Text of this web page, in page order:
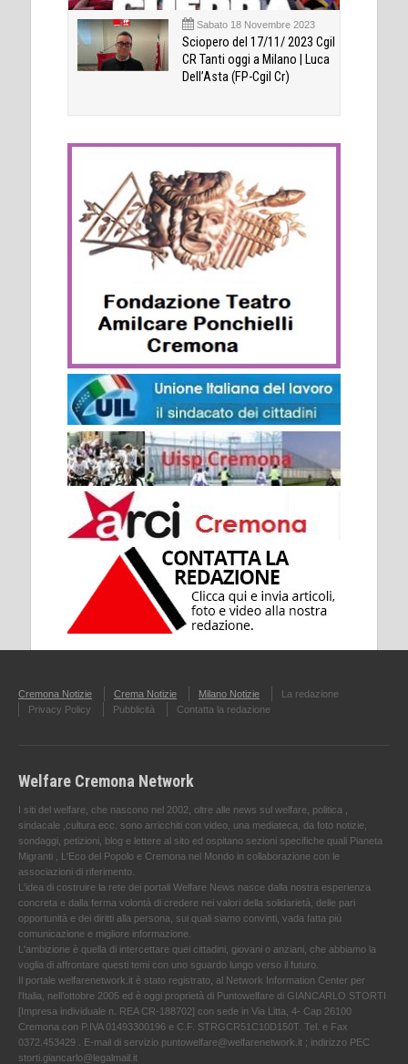
Sabato 18 Novembre 2023
Sciopero del 17/11/ 2023 Cgil
CR Tanti oggi a Milano | Luca
Dell’Asta (FP-Cgil Cr)
Cremona Notizie Crema Notizie Milano Notizie
La redazione
Privacy Policy
Pubblicità Contatta la redazione
Welfare Cremona Network
I siti del welfare, che nascono nel 2002, oltre alle news sul welfare, politica ,
sindacale ,cultura ecc. sono arricchiti con video, una mediateca, da foto notizie,
sondaggi, petizioni, blog e lettere al sito ed ospitano sezioni specifiche quali Pianeta
Migranti , L'Eco del Popolo e Cremona nel Mondo in collaborazione con le
associazioni di riferimento.
L'idea di costruire la rete dei portali Welfare News nasce dalla nostra esperienza
concreta e dalla ferma volontà di credere nei valori della solidarietà, delle pari
opportunità e dei diritti alla persona, sui quali siamo convinti, vada fatta più
comunicazione e migliore informazione.
L'ambizione è quella di intercettare quei cittadini, giovani o anziani, che abbiamo la
voglia di affrontare questi temi con uno sguardo lungo verso il futuro.
Il portale welfarenetwork.it è stato registrato, al Network Information Center per
l'Italia, nell’ottobre 2005 ed è oggi proprietà di Puntowelfare di GIANCARLO STORTI
[Impresa individuale n. REA CR-188702] con sede in Via Litta, 4- Cap 26100
Cremona con P.IVA 01493300196 e C.F. STRGCR51C10D150T. Tel. e Fax
0372.453429 . E-mail di servizio puntowelfare@welfarenetwork.it ; indirizzo PEC
storti.giancarlo@legalmail.it